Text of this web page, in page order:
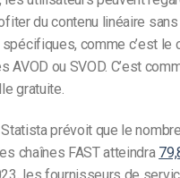
du contenu linéaire
comme c’est le
AVOD ou SVOD. C’est
gratuite.
Statista prévoit que le
chaînes FAST atteindra
les fournisseurs de